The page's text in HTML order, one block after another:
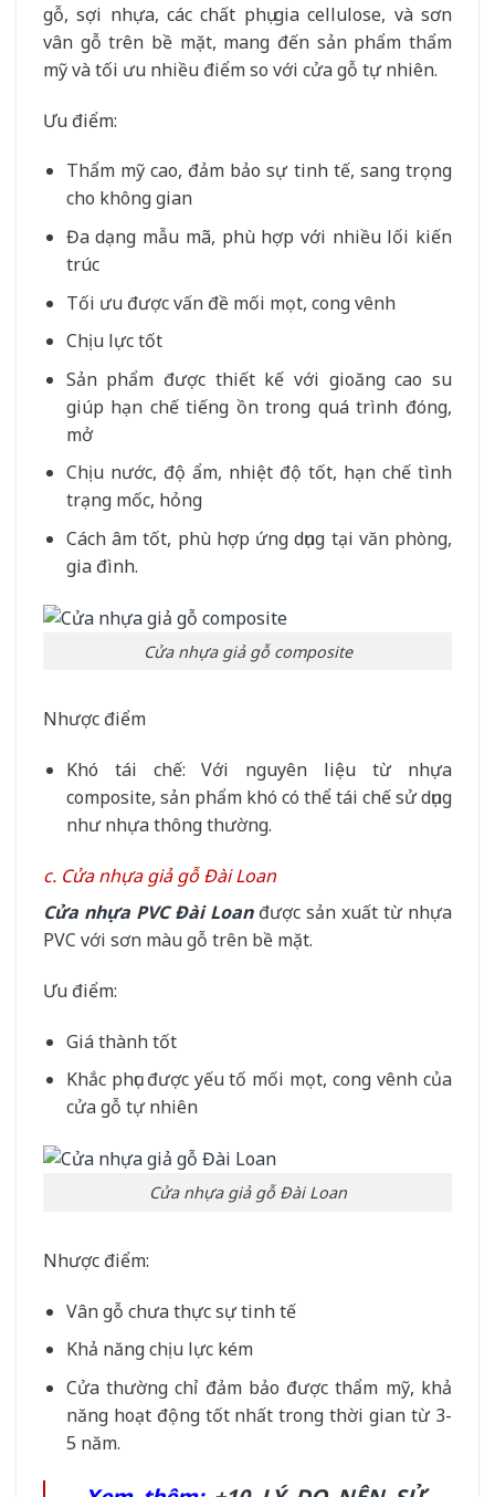
gỗ, sợi nhựa, các chất phụ gia cellulose, và sơn
vân gỗ trên bề mặt, mang đến sản phẩm thẩm
mỹ và tối ưu nhiều điểm so với cửa gỗ tự nhiên.
Ưu điểm:
Thẩm mỹ cao, đảm bảo sự tinh tế, sang trọng
cho không gian
Đa dạng mẫu mã, phù hợp với nhiều lối kiến
trúc
Tối ưu được vấn đề mối mọt, cong vênh
Chịu lực tốt
Sản phẩm được thiết kế với gioăng cao su
giúp hạn chế tiếng ồn trong quá trình đóng,
mở
Chịu nước, độ ẩm, nhiệt độ tốt, hạn chế tình
trạng mốc, hỏng
Cách âm tốt, phù hợp ứng dụng tại văn phòng,
gia đình.
Cửa nhựa giả gỗ composite
Nhược điểm
Khó tái chế: Với nguyên liệu từ nhựa
composite, sản phẩm khó có thể tái chế sử dụng
như nhựa thông thường.
c. Cửa nhựa giả gỗ Đài Loan
Cửa nhựa PVC Đài Loanđược sản xuất từ nhựa
PVC với sơn màu gỗ trên bề mặt.
Ưu điểm:
Giá thành tốt
Khắc phục được yếu tố mối mọt, cong vênh của
cửa gỗ tự nhiên
Cửa nhựa giả gỗ Đài Loan
Nhược điểm:
Vân gỗ chưa thực sự tinh tế
Khả năng chịu lực kém
Cửa thường chỉ đảm bảo được thẩm mỹ, khả
năng hoạt động tốt nhất trong thời gian từ 3-
5 năm.